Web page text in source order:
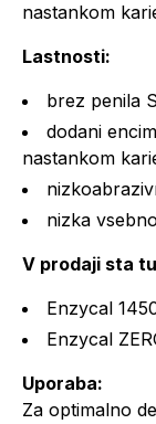
nastankom
Lastnosti:
brez penila
dodani
nastankom
nizka
V prodaji sta
Enzycal
Enzycal
Uporaba:
Za optimalno